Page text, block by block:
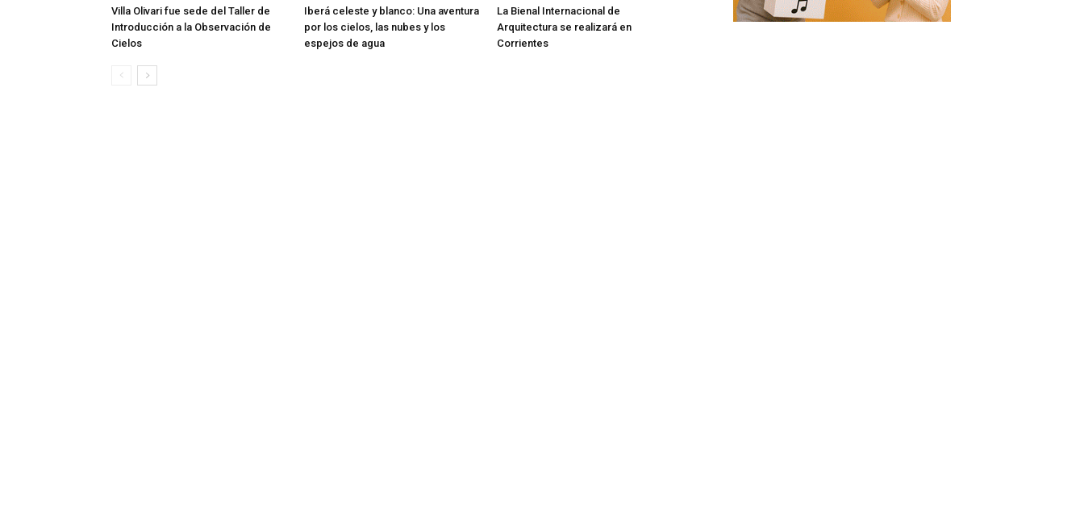
Villa Olivari fue sede del Taller de
Introducción a la Observación de
Cielos
Iberá celeste y blanco: Una aventura
por los cielos, las nubes y los
espejos de agua
La Bienal Internacional de
Arquitectura se realizará en
Corrientes